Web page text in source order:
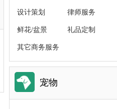
设计策划 律师服务
鲜花/盆景 礼品定制
其它商务服务
宠物